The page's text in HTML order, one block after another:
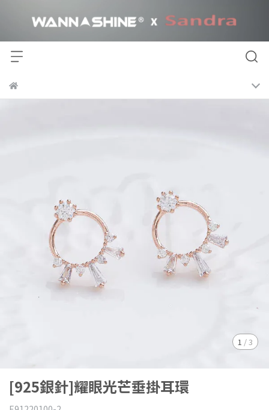
1 /3
[925銀針]耀眼光芒垂掛耳環